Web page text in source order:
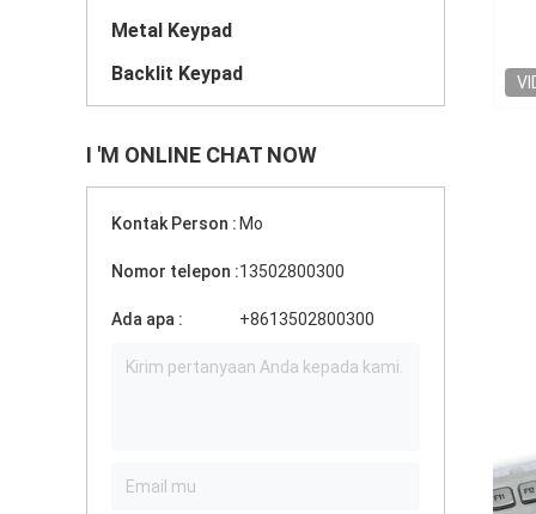
Metal Keypad
Backlit Keypad
I 'M ONLINE CHAT NOW
Kontak Person : Mo
Nomor telepon :13502800300
Ada apa : +8613502800300